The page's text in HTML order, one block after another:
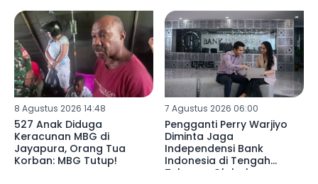
8 Agustus 2026 14:48
527 Anak Diduga
Keracunan MBG di
Jayapura, Orang Tua
Korban: MBG Tutup!
7 Agustus 2026 06:00
Pengganti Perry Warjiyo
Diminta Jaga
Independensi Bank
Indonesia di Tengah
Tekanan Global